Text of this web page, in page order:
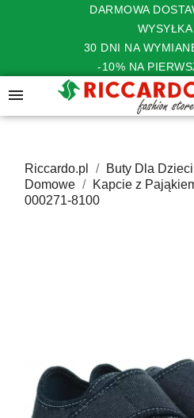
DARMOWA
30 DNI NA
-10% NA

Riccardo.pl Buty Dla Dzieci
Domowe
Kapcie z
000271-8100